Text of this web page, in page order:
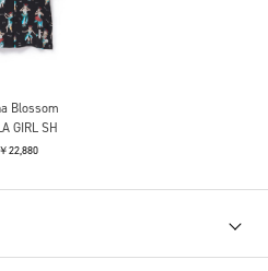
Blossom
GIRL SH
￥22,880